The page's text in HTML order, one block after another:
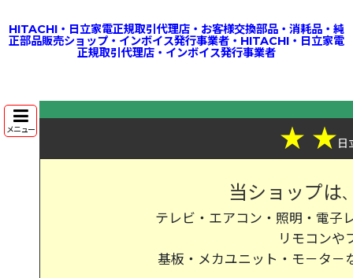
HITACHI・日立家電正規取引代理店・お客様交換部品・消耗品・純
正部品販売ショップ・インボイス発行事業者・HITACHI・日立家電
正規取引代理店・インボイス発行事業者
メニュー ★ ★日
当ショップは
テレビ・エアコン・照明・電子
リモコンや
基板・メカユニット・モ－タ－